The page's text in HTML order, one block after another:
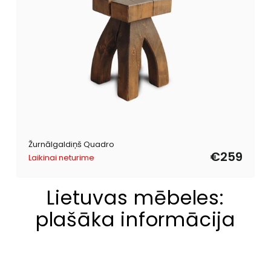
Žurnālgaldiņš Quadro
Laikinai neturime
€259
Lietuvas mēbeles:
plašāka informācija